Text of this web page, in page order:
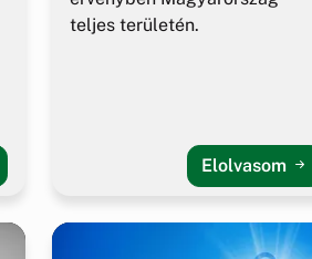
teljes területén.
Elolvasom